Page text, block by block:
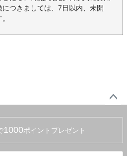
つきましては、7日以内、未開
へ
1000ポイントプレゼント